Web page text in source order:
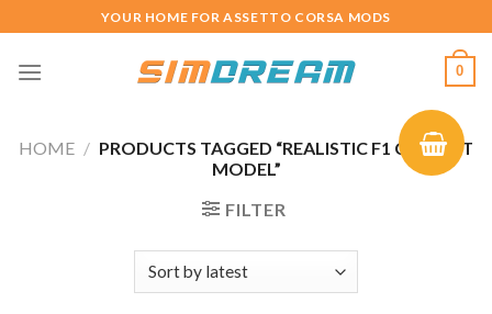
to
content
YOUR HOME FOR ASSETTO CORSA MODS
0
HOME / PRODUCTS TAGGED “REALISTIC F1 COCKPIT
MODEL”
FILTER